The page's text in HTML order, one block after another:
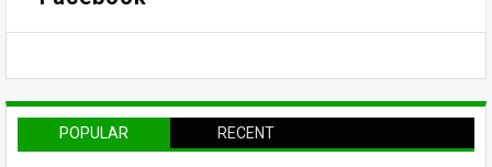
POPULAR RECENT